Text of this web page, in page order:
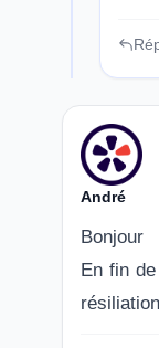
André
Bonjour
En fin